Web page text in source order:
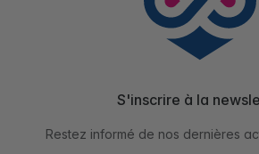
S'inscrire à la
Restez informé de nos dernières